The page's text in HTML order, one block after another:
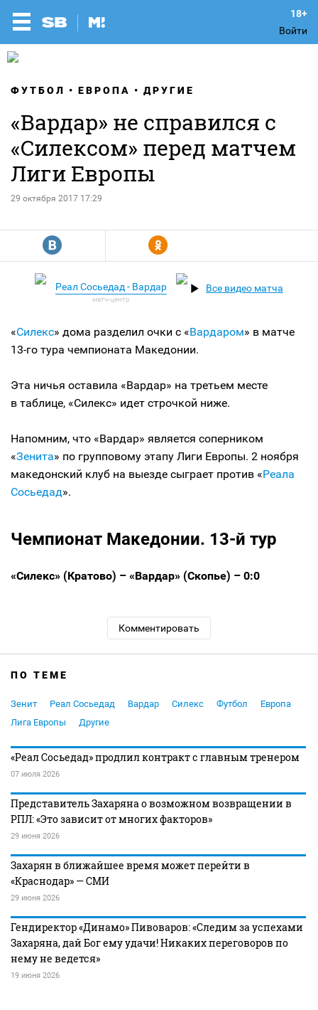
Войти
ФУТБОЛ ЕВРОПА ДРУГИЕ
«Вардар» не справился с
«Силексом» перед матчем
Лиги Европы
29 октября 2017 17:29
R Y
Реал Сосьедад - Вардар Все видео матча
«Силекс» дома разделил очки с «Вардаром» в матче
13-го тура чемпионата Македонии.
Эта ничья оставила «Вардар» на третьем месте
в таблице, «Силекс» идет строчкой ниже.
Напомним, что «Вардар» является соперником
«Зенита» по групповому этапу Лиги Европы. 2 ноября
македонский клуб на выезде сыграет против «Реала
Сосьедад».
Чемпионат Македонии. 13-й тур
«Силекс» (Кратово) – «Вардар» (Скопье) – 0:0
Комментировать
ПО ТЕМЕ
Зенит Реал Сосьедад Вардар Силекс Футбол
Европа
Лига Европы
Другие
«Реал Сосьедад» продлил контракт с главным тренером
07 июля 2026
Представитель Захаряна о возможном возвращении в
РПЛ: «Это зависит от многих факторов»
29 июня 2026
Захарян в ближайшее время может перейти в
«Краснодар» — СМИ
29 июня 2026
Гендиректор «Динамо» Пивоваров: «Следим за успехами
Захаряна, дай Бог ему удачи! Никаких переговоров по
нему не ведется»
19 июня 2026